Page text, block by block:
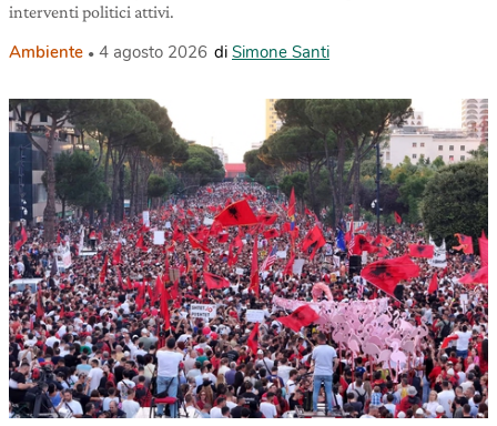
interventi politici attivi.
Ambiente 4 agosto 2026 di Simone Santi